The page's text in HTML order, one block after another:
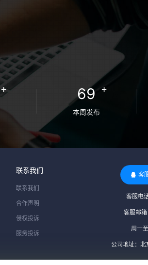
传染病检查：捐赠
检查，包括乙肝、
检查旨在确保捐赠
卵者的病原体。 药
要是非尼古丁使用
者，并且未使用可
如某些精神药物和
标准 学历要求：部
为捐赠者，但这并
估，以确定其对捐
遇到的问题以及未
助于确保捐赠者在
态，并理解其捐赠
尊重预约和时间表
的顺利进行，并保
+ 69 +
本周发布
联系我们
联系我们
合作声明
侵权投诉
服务投诉
客
客服电
客服邮
周一
公司地址：